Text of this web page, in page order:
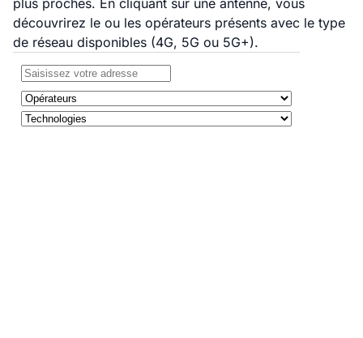
plus proches. En cliquant sur une antenne, vous
découvrirez le ou les opérateurs présents avec le type
de réseau disponibles (4G, 5G ou 5G+).